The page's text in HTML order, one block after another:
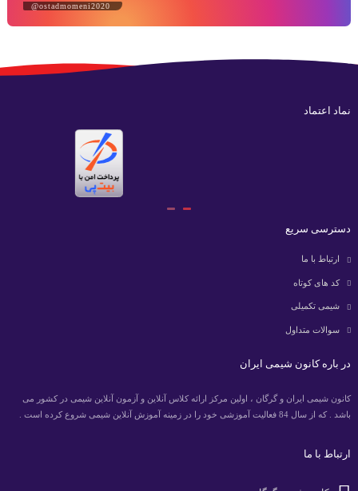
@ostadmomeni2020
نماد اعتماد
دسترسی سریع
ارتباط با ما
کد های کوتاه
شیمی تکمیلی
سوالات متداول
در باره کانون شیمی ایران
کانون شیمی ایران و گرگان ، اولین مرکز ارائه کلاس آنلاین و آزمون آنلاین شیمی در کشور می
باشد . که از سال 84 فعالیت آموزشی خود را در زمینه آموزش آنلاین شیمی شروع کرده است .
ارتباط با ما